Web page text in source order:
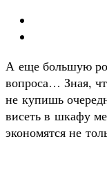
А еще большую
вопроса… Зная,
не купишь
висеть в шкафу
экономятся не